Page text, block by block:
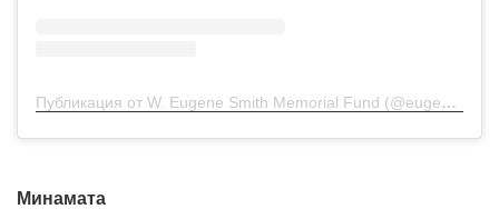
Публикация от W. Eugene Smith Memorial Fund (@eugenesmithfund)
Минамата